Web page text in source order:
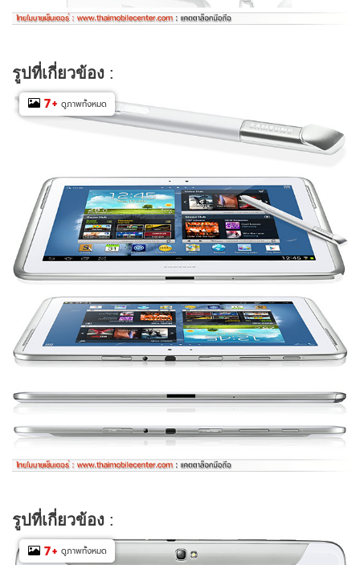
รูปที่เกี่ยวข้อง :
7+ ดูภาพทั้งหมด
รูปที่เกี่ยวข้อง :
7+ ดูภาพทั้งหมด